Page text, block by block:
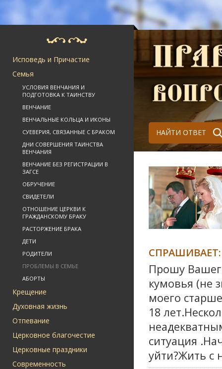
Исповедь и Причастие
Семья
УСЛОВИЯ ВЕНЧАНИЯ И
ПОДГОТОВКА К ТАИНСТВУ
ВЕНЧАНИЕ
ВЕНЧАЛЬНЫЕ КОЛЬЦА И ИКОНЫ
СУЕВЕРИЯ, СВЯЗАННЫЕ С БРАКОМ
ДНИ СОВЕРШЕНИЯ ТАИНСТВА
ВЕНЧАНИЯ
ВЕНЧАНИЕ БЕЗ РЕГИСТРАЦИИ В
ЗАГСЕ
ОБРУЧЕНИЕ
СВИДЕТЕЛИ
ОТНОШЕНИЕ ЦЕРКВИ К
ГРАЖДАНСКОМУ БРАКУ
РАСТОРЖЕНИЕ БРАКА
ДЕТИ
РОДИТЕЛИ
ПРОБЛЕМЫ В СЕМЬЕ
АБОРТЫ
Крещение
Духовная жизнь
Отпевание
Церковное благочестие
Церковные праздники
Современность
НАЙТИ ОТВЕТ
СПРАШИВАЕТ:
Прошу
кумовья (не
моего
18
ситуация
уйти?Жить с